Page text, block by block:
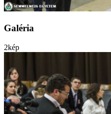
Galéria
2kép